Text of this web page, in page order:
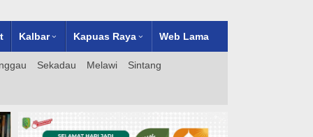
Kalbar Kapuas Raya Web Lama
Sekadau Melawi Sintang